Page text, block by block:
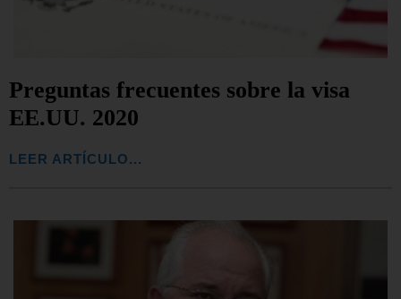
Preguntas frecuentes sobre la visa
EE.UU. 2020
LEER ARTÍCULO...